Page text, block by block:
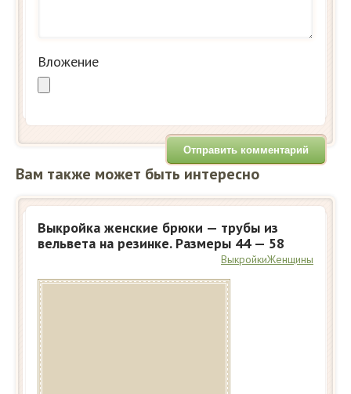
Вложение
Вам также может быть интересно
Выкройка женские брюки — трубы из
вельвета на резинке. Размеры 44 — 58
ВыкройкиЖенщины